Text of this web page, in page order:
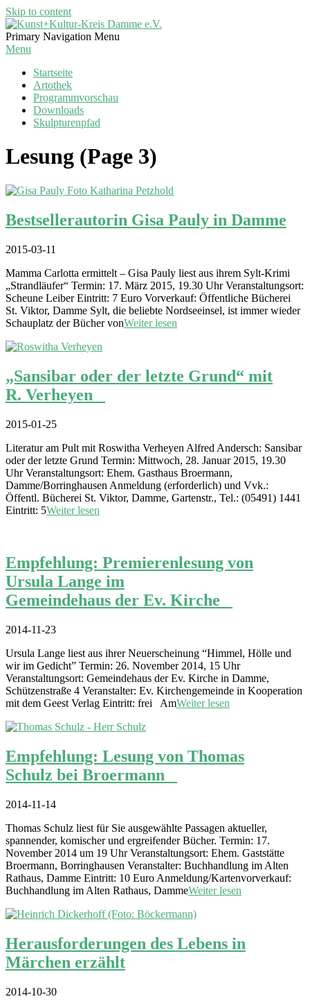
Skip to content
Kunst+Kultur-
Kreis
Primary Navigation Menu
Menu
Startseite
Artothek
Programmvorschau
Downloads
Skulpturenpfad
Lesung (Page 3)
Bestsellerautorin Gisa Pauly in Damme
2015-03-11
Mamma Carlotta ermittelt – Gisa Pauly liest aus ihrem Sylt-Krimi
„Strandläufer“ Termin: 17. März 2015, 19.30 Uhr Veranstaltungsort:
Scheune Leiber Eintritt: 7 Euro Vorverkauf: Öffentliche Bücherei
St. Viktor, Damme Sylt, die beliebte Nordseeinsel, ist immer wieder
Schauplatz der Bücher vonWeiter lesen
„Sansibar oder der letzte Grund“ mit
R. Verheyen
2015-01-25
Literatur am Pult mit Roswitha Verheyen Alfred Andersch: Sansibar
oder der letzte Grund Termin: Mittwoch, 28. Januar 2015, 19.30
Uhr Veranstaltungsort: Ehem. Gasthaus Broermann,
Damme/Borringhausen Anmeldung (erforderlich) und Vvk.:
Öffentl. Bücherei St. Viktor, Damme, Gartenstr., Tel.: (05491) 1441
Eintritt: 5Weiter lesen
Empfehlung: Premierenlesung von
Ursula Lange im
Gemeindehaus der Ev. Kirche
2014-11-23
Ursula Lange liest aus ihrer Neuerscheinung “Himmel, Hölle und
wir im Gedicht” Termin: 26. November 2014, 15 Uhr
Veranstaltungsort: Gemeindehaus der Ev. Kirche in Damme,
Schützenstraße 4 Veranstalter: Ev. Kirchengemeinde in Kooperation
mit dem Geest Verlag Eintritt: frei AmWeiter lesen
Empfehlung: Lesung von Thomas
Schulz bei Broermann
2014-11-14
Thomas Schulz liest für Sie ausgewählte Passagen aktueller,
spannender, komischer und ergreifender Bücher. Termin: 17.
November 2014 um 19 Uhr Veranstaltungsort: Ehem. Gaststätte
Broermann, Borringhausen Veranstalter: Buchhandlung im Alten
Rathaus, Damme Eintritt: 10 Euro Anmeldung/Kartenvorverkauf:
Buchhandlung im Alten Rathaus, DammeWeiter lesen
Herausforderungen des Lebens in
Märchen erzählt
2014-10-30